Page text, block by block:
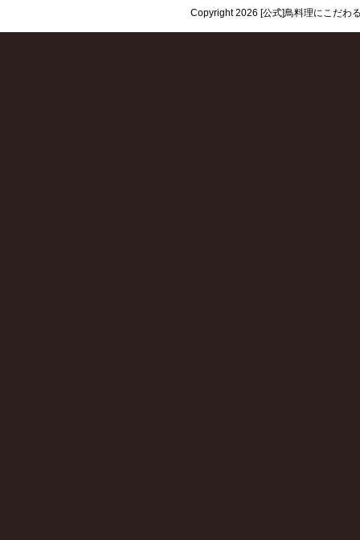
Copyright 2026 [公式]鳥料理にこだわ